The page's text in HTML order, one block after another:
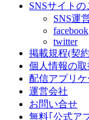
SNSサイトの
SNS運
facebook
twitter
掲載規程(契
個人情報の
配信アプリ
運営会社
お問い合せ
無料｢公式ア